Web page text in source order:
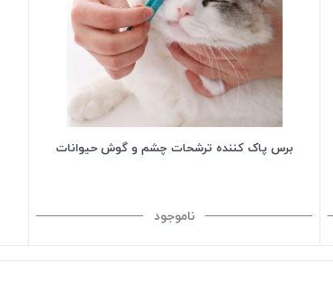
برس پاک کننده ترشحات چشم و گوش حیوانات
ناموجود